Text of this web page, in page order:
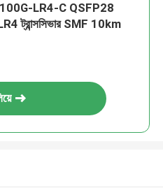
LR4-C QSFP28
ট্রান্সসিভার SMF 10km